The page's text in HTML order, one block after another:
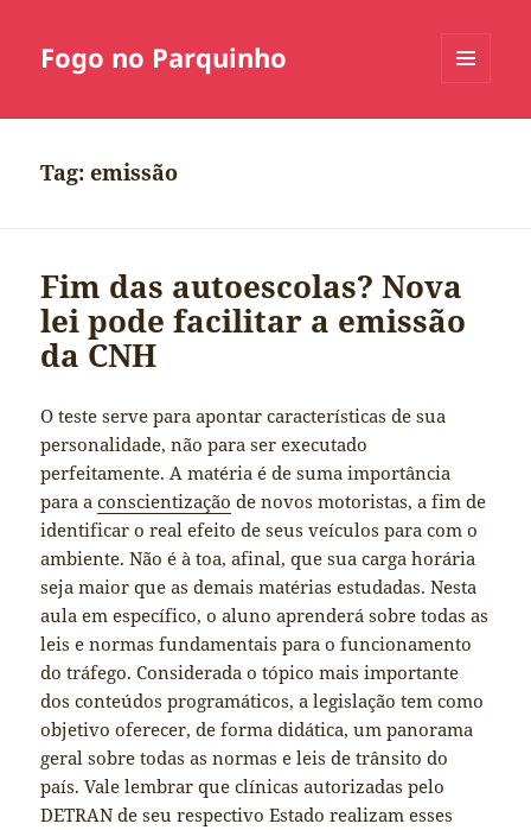
Fogo no Parquinho
Tag:emissão
Fim das autoescolas? Nova
lei pode facilitar a emissão
da CNH
O teste serve para apontar características de sua
personalidade, não para ser executado
perfeitamente. A matéria é de suma importância
para aconscientização de novos motoristas, a fim de
identificar o real efeito de seus veículos para com o
ambiente. Não é à toa, afinal, que sua carga horária
seja maior que as demais matérias estudadas. Nesta
aula em específico, o aluno aprenderá sobre todas as
leis e normas fundamentais para o funcionamento
do tráfego. Considerada o tópico mais importante
dos conteúdos programáticos, a legislação tem como
objetivo oferecer, de forma didática, um panorama
geral sobre todas as normas e leis de trânsito do
país. Vale lembrar que clínicas autorizadas pelo
DETRAN de seu respectivo Estado realizam esses